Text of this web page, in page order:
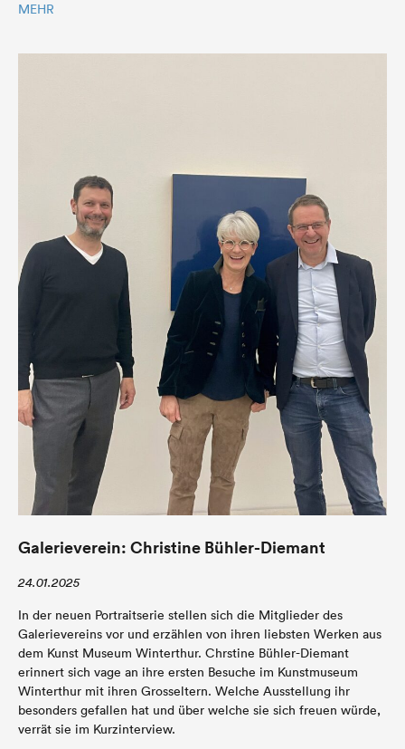
MEHR
Galerieverein: Christine Bühler-Diemant
24.01.2025
In der neuen Portraitserie stellen sich die Mitglieder des
Galerievereins vor und erzählen von ihren liebsten Werken aus
dem Kunst Museum Winterthur. Chrstine Bühler-Diemant
erinnert sich vage an ihre ersten Besuche im Kunstmuseum
Winterthur mit ihren Grosseltern. Welche Ausstellung ihr
besonders gefallen hat und über welche sie sich freuen würde,
verrät sie im Kurzinterview.